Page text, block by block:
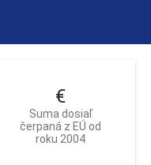
€
Suma dosiaľ
čerpaná z EÚ od
roku 2004